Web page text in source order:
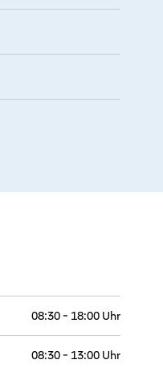
08:30 - 18:00 Uhr
08:30 - 13:00 Uhr